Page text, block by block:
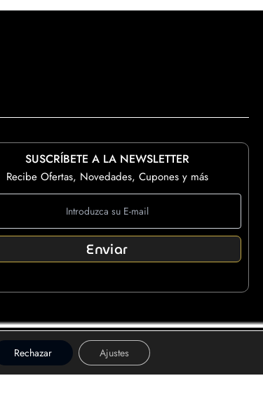
SUSCRÍBETE A LA NEWSLETTER
Recibe Ofertas, Novedades, Cupones y más
Enviar
Rechazar Ajustes